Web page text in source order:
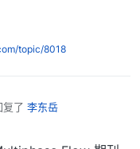
topic/8018
复了 李东岳